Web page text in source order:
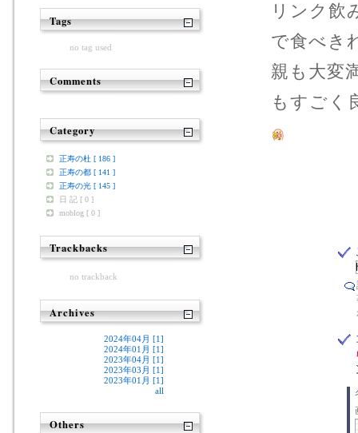
リンク飲
で食べき
親も大変
もすごく
Tags
no tag used
Comments
Category
正寿の杜 [ 186 ]
正寿の都 [ 141 ]
正寿の光 [ 145 ]
日 記 [ 0 ]
moblog [ 0 ]
Trackbacks
no trackback
Archives
2024年04月 [1]
2024年01月 [1]
2023年04月 [1]
2023年03月 [1]
2023年01月 [1]
all
Others